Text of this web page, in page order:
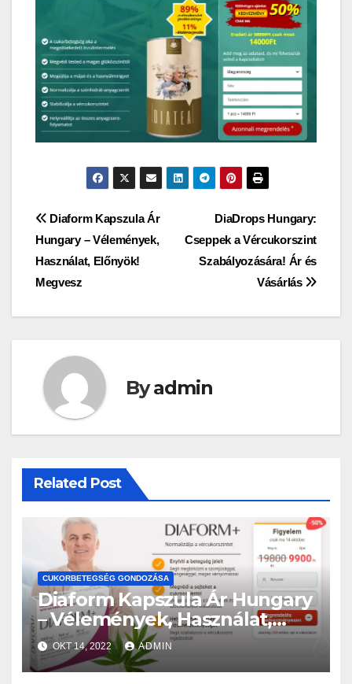
Bejegyzés
navigáció
DiaDrops Hungary:
Cseppek a Vércukorszint
Szabályozására! Ár és
Vásárlás
Diaform Kapszula Ár
Hungary – Vélemények,
Használat, Előnyök!
Megvesz
Byadmin
Related Post
CUKORBETEGSÉG GONDOZÁSA
Diaform Kapszula Ár Hungary
– Vélemények, Használat,
Előnyök! Megvesz
OKT 14, 2022 ADMIN